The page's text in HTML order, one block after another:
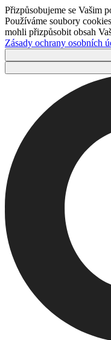
Přizpůsobujeme se Vašim
Používáme soubory
mohli přizpůsobit obsah
Zásady ochrany osobních